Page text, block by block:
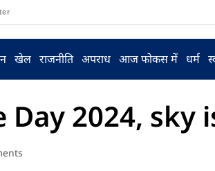
खेल राजनीति अपराध आज फोकस में धर्म
Day 2024,